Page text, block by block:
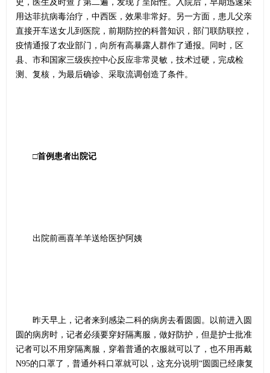
史，医生及时查了第二遍，发现了呈阳性。入院后，早期迅速采
用达菲抗病毒治疗，中西医，效果非常好。另一方面，患儿父亲
直接开车送女儿到医院，前期防控的科普知识，部门联防联控，
疫情通报了农业部门，向所有高暴露人群作了通报。同时，区
县、市和国家三级疾控中心反应非常灵敏，技术过硬，完成检
测、复核，为最后确诊、采取流调创造了条件。
□首例患者出院记
出院前画喜羊羊送给医护阿姨
昨天早上，记者来到感染二科的病房去看圆圆。以前进入圆
圆的病房时，记者必须要穿好隔离服，做好防护，但是护士批准
记者可以不用穿隔离服，穿着普通的衣服就可以了，也不用再戴
N95的口罩了，普通外科口罩就可以，这充分说明“圆圆已经康复